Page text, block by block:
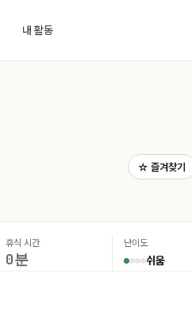
내 활동
☆ 즐겨찾기
휴식 시간
0분
난이도
쉬움